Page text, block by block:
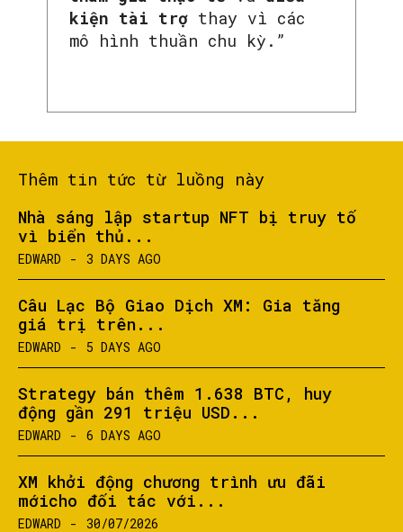
kiện tài trợ thay vì các
mô hình thuần chu kỳ.”
Thêm tin tức từ luồng này
Nhà sáng lập startup NFT bị truy tố
vì biển thủ...
EDWARD - 3 DAYS AGO
Câu Lạc Bộ Giao Dịch XM: Gia tăng
giá trị trên...
EDWARD - 5 DAYS AGO
Strategy bán thêm 1.638 BTC, huy
động gần 291 triệu USD...
EDWARD - 6 DAYS AGO
XM khởi động chương trình ưu đãi
mớicho đối tác với...
EDWARD - 30/07/2026